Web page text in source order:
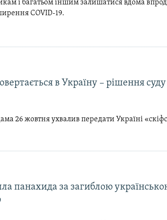
і багатьом іншим залишатися вдома
COVID-19.
в Україну – рішення суду
26 жовтня ухвалив передати Україні
панахида за загиблою